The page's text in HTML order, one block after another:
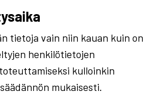
tietoja vain niin kauan kuin on
henkilötietojen
kulloinkin
mukaisesti.